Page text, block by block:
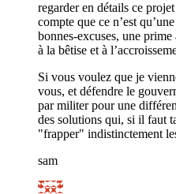
regarder en détails ce
compte que ce n’est
bonnes-excuses, une
à la bêtise et à
Si vous voulez que je
vous, et défendre le
par militer pour une
des solutions qui, si il faut
"frapper" indistinctement
sam